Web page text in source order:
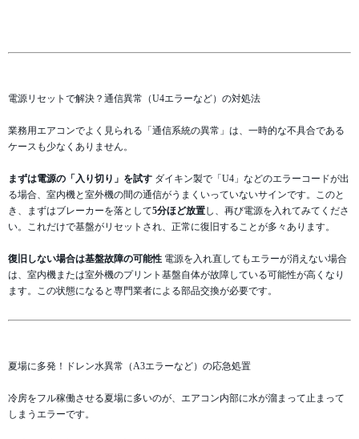
電源リセットで解決？通信異常（U4エラーなど）の対処法
業務用エアコンでよく見られる「通信系統の異常」は、一時的な不具合である
ケースも少なくありません。
まずは電源の「入り切り」を試す ダイキン製で「U4」などのエラーコードが出
る場合、室内機と室外機の間の通信がうまくいっていないサインです。このと
き、まずはブレーカーを落として5分ほど放置し、再び電源を入れてみてくださ
い。これだけで基盤がリセットされ、正常に復旧することが多々あります。
復旧しない場合は基盤故障の可能性 電源を入れ直してもエラーが消えない場合
は、室内機または室外機のプリント基盤自体が故障している可能性が高くなり
ます。この状態になると専門業者による部品交換が必要です。
夏場に多発！ドレン水異常（A3エラーなど）の応急処置
冷房をフル稼働させる夏場に多いのが、エアコン内部に水が溜まって止まって
しまうエラーです。